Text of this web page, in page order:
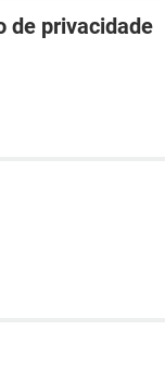
de privacidade